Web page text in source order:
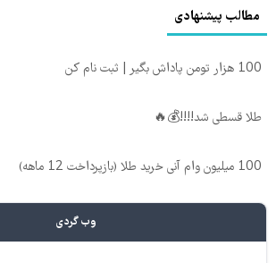
مطالب پیشنهادی
100 هزار تومن پاداش بگیر | ثبت نام کن
طلا قسطی شد!!!!💰🔥
100 میلیون وام آنی خرید طلا (بازپرداخت 12 ماهه)
وب گردی